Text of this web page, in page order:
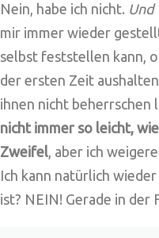
Nein, habe ich nicht. Und
mir immer wieder
selbst feststellen kann,
der ersten Zeit
ihnen nicht beherrschen
nicht immer so leicht,
Zweifel, aber ich
Ich kann natürlich
ist? NEIN! Gerade in der